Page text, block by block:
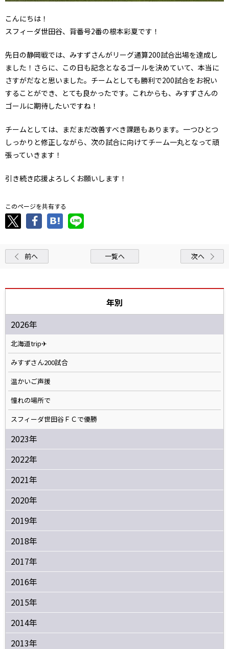
こんにちは！
スフィーダ世田谷、背番号2番の根本彩夏です！
先日の静岡戦では、みすずさんがリーグ通算200試合出場を達成し
ました！さらに、この日も記念となるゴールを決めていて、本当に
さすがだなと思いました。チームとしても勝利で200試合をお祝い
することができ、とても良かったです。これからも、みすずさんの
ゴールに期待したいですね！
チームとしては、まだまだ改善すべき課題もあります。一つひとつ
しっかりと修正しながら、次の試合に向けてチーム一丸となって頑
張っていきます！
引き続き応援よろしくお願いします！
このページを共有する
前へ 一覧へ 次へ
年別
2026年
北海道trip✈
みすずさん200試合
温かいご声援
憧れの場所で
スフィーダ世田谷ＦＣで優勝
2023年
2022年
2021年
2020年
2019年
2018年
2017年
2016年
2015年
2014年
2013年